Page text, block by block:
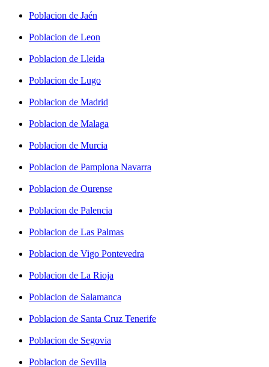
Poblacion de Jaén
Poblacion de Leon
Poblacion de Lleida
Poblacion de Lugo
Poblacion de Madrid
Poblacion de Malaga
Poblacion de Murcia
Poblacion de Pamplona Navarra
Poblacion de Ourense
Poblacion de Palencia
Poblacion de Las Palmas
Poblacion de Vigo Pontevedra
Poblacion de La Rioja
Poblacion de Salamanca
Poblacion de Santa Cruz Tenerife
Poblacion de Segovia
Poblacion de Sevilla